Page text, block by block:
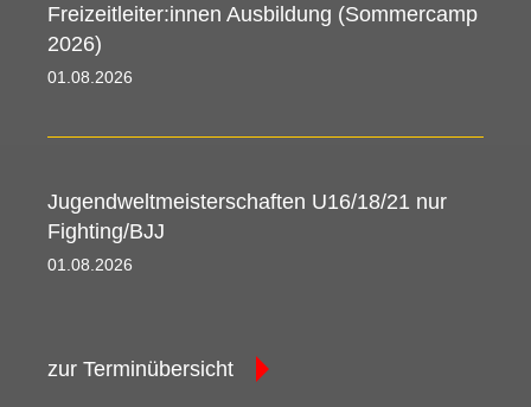
Freizeitleiter:innen Ausbildung (Sommercamp
2026)
01.08.2026 00:00 - 09.08.2026 00:00
Jugendweltmeisterschaften U16/18/21 nur
Fighting/BJJ
01.08.2026 08:00 - 09.08.2026 08:30
zur Terminübersicht